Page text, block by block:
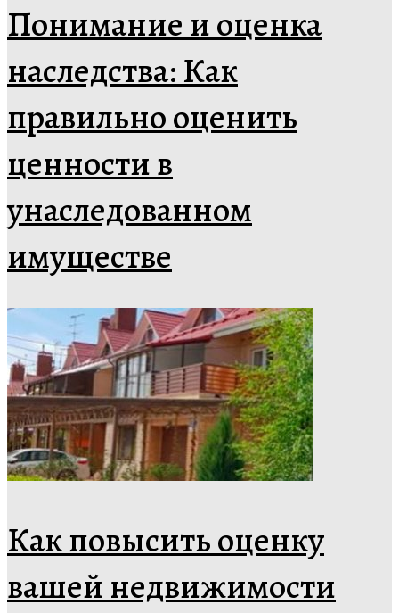
Понимание и оценка
наследства: Как
правильно оценить
ценности в
унаследованном
имуществе
Как повысить оценку
вашей недвижимости